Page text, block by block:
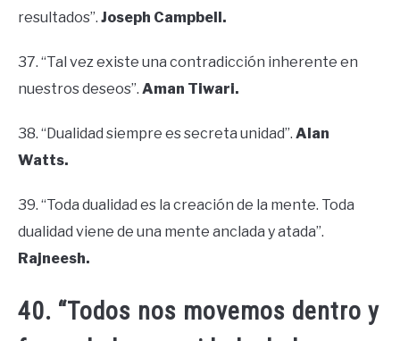
resultados”. Joseph Campbell.
37. “Tal vez existe una contradicción inherente en
nuestros deseos”. Aman Tiwari.
38. “Dualidad siempre es secreta unidad”. Alan
Watts.
39. “Toda dualidad es la creación de la mente. Toda
dualidad viene de una mente anclada y atada”.
Rajneesh.
40. “Todos nos movemos dentro y